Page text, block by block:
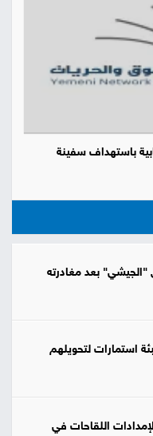
باستهداف سفينة
"الجيشي" بعد مغادرته
استمارات لتحويلهم
اللقاحات في